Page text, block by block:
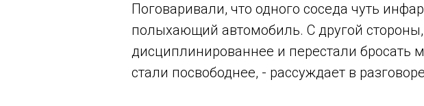
Поговаривали, что одного соседа чуть
полыхающий автомобиль. С другой
дисциплинированнее и перестали
стали посвободнее, - рассуждает в